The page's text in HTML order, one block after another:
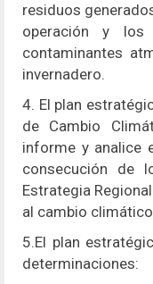
residuos
operación y
contaminantes
invernadero.
4. El plan
de Cambio
informe y analice
consecución de
Estrategia
al cambio
5.El plan
determinaciones: